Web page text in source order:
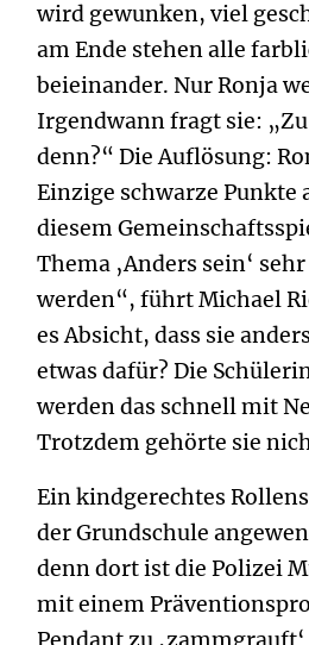
wird gewunken, viel
am Ende stehen alle
beieinander. Nur Ronja
Irgendwann fragt sie:
denn?“ Die Auflösung:
Einzige schwarze Punkte
diesem
Thema ‚Anders sein‘
werden“, führt Michael
es Absicht, dass sie
etwas dafür? Die
werden das schnell mit
Trotzdem gehörte sie
Ein kindgerechtes
der Grundschule
denn dort ist die Polizei
mit einem